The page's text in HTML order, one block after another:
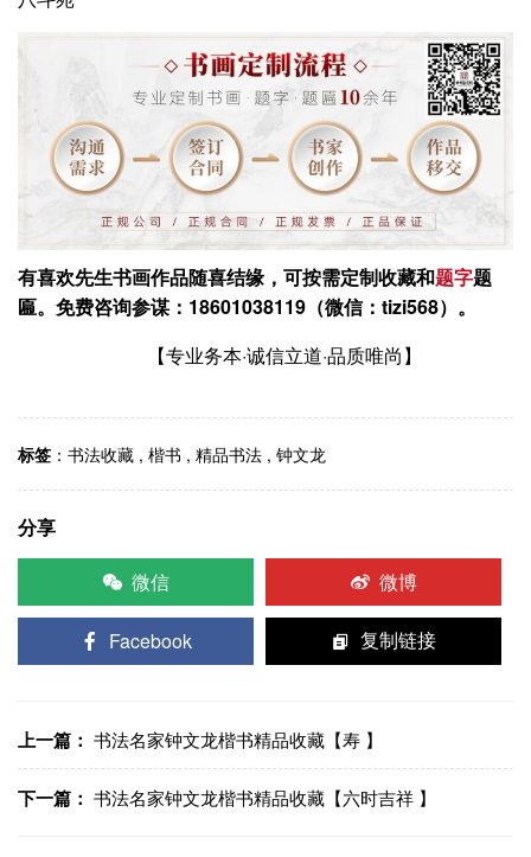
有喜欢先生书画作品随喜结缘，可按需定制收藏和题字题
匾。 免费咨询参谋：18601038119（微信：tizi568）。
【专业务本·诚信立道·品质唯尚】
标签 ： 书法收藏 , 楷书 , 精品书法 , 钟文龙
分享
微信
微博
Facebook 复制链接
上一篇： 书法名家钟文龙楷书精品收藏【寿 】
下一篇： 书法名家钟文龙楷书精品收藏【六时吉祥 】